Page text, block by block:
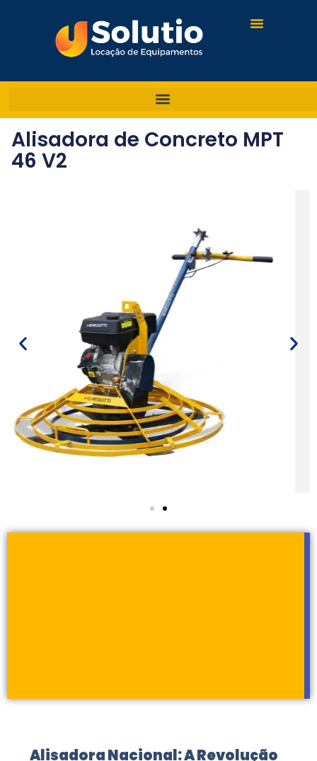
Alisadora de Concreto MPT
46 V2
Alisadora Nacional: A Revolução